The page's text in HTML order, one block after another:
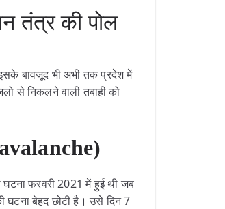
तंत्र की पोल
बावजूद भी अभी तक प्रदेश में
से निकलने वाली तबाही को
फरवरी 2021 में हुई थी जब
घटना बेहद छोटी है। उसे दिन 7